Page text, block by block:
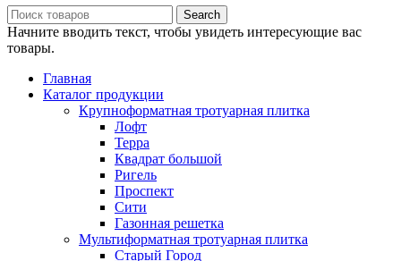
Search
Начните вводить текст, чтобы увидеть интересующие вас
товары.
Главная
Каталог продукции
Крупноформатная тротуарная плитка
Лофт
Терра
Квадрат большой
Ригель
Проспект
Сити
Газонная решетка
Мультиформатная тротуарная плитка
Старый Город